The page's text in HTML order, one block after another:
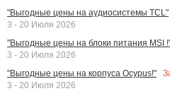
"Выгодные цены на аудиосистемы TCL"
3 - 20 Июля 2026
"Выгодные цены на блоки питания MSI
3 - 20 Июля 2026
"Выгодные цены на корпуса Ocypus!"
3 - 20 Июля 2026